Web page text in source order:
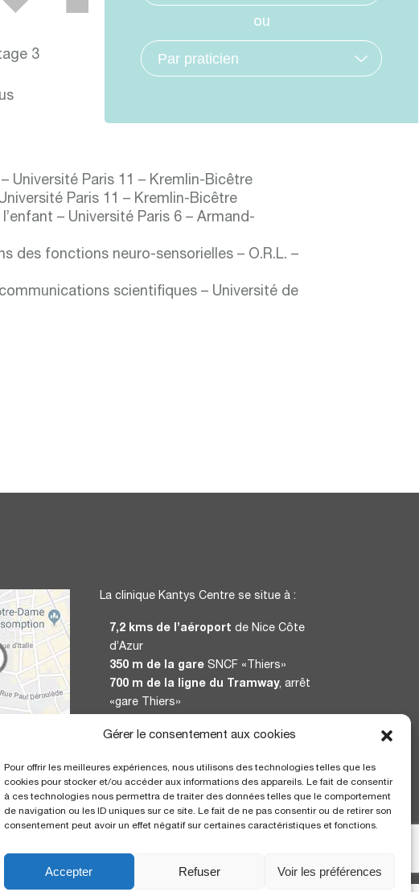
Gérer le consentement aux cookies
Pour offrir les meilleures expériences, nous utilisons des technologies telles que les
cookies pour stocker et/ou accéder aux informations des appareils. Le fait de consentir
à ces technologies nous permettra de traiter des données telles que le comportement
de navigation ou les ID uniques sur ce site. Le fait de ne pas consentir ou de retirer son
consentement peut avoir un effet négatif sur certaines caractéristiques et fonctions.
Accepter Refuser Voir les préférences
ou
3
Université Paris 11 – Kremlin-Bicêtre
Paris 11 – Kremlin-Bicêtre
– Université Paris 6 – Armand-
des fonctions neuro-sensorielles – O.R.L. –
scientifiques – Université de
Centre
La clinique Kantys Centre se situe à :
7,2 kms de l’aéroport de Nice Côte
d’Azur
350 m de la gareSNCF «Thiers»
700 m de la ligne du Tramway, arrêt
«gare Thiers»
CERTIFICATION